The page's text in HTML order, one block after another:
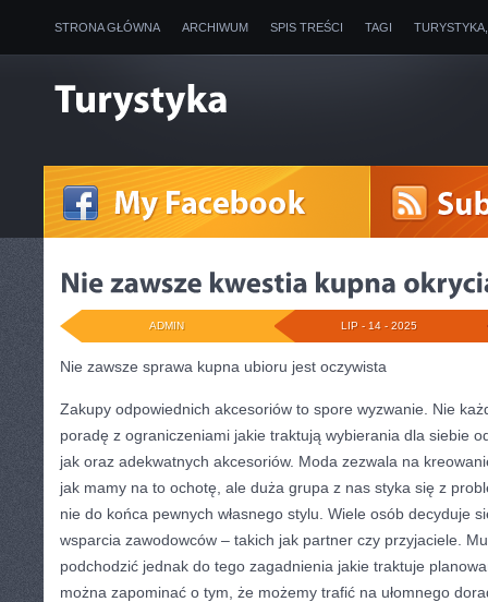
STRONA GŁÓWNA ARCHIWUM SPIS TREŚCI TAGI
LIP - 14 - 2025
ADMIN
Nie zawsze sprawa kupna ubioru jest oczywista
Zakupy odpowiednich akcesoriów to spore wyzwanie. Nie
poradę z ograniczeniami jakie traktują wybierania dla siebie
jak oraz adekwatnych akcesoriów. Moda zezwala na
jak mamy na to ochotę, ale duża grupa z nas styka się z
nie do końca pewnych własnego stylu. Wiele osób decyduje
wsparcia zawodowców – takich jak partner czy przyjaciele.
podchodzić jednak do tego zagadnienia jakie traktuje
można zapominać o tym, że możemy trafić na ułomnego